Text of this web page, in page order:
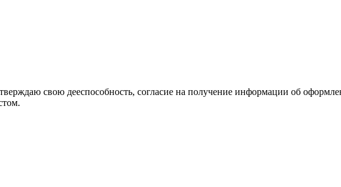
свою дееспособность, согласие на получение информации об